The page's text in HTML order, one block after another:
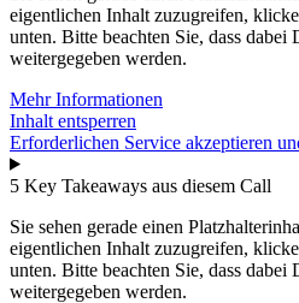
eigentlichen Inhalt zuzugreifen,
unten. Bitte beachten Sie, dass dabei
weitergegeben werden.
Mehr Informationen
Inhalt entsperren
Erforderlichen Service akzeptieren
5 Key Takeaways aus diesem Call
Sie sehen gerade einen
eigentlichen Inhalt zuzugreifen,
unten. Bitte beachten Sie, dass dabei
weitergegeben werden.